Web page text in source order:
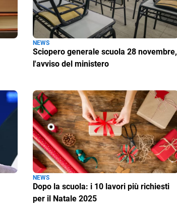
NEWS
Sciopero generale scuola 28 novembre,
l'avviso del ministero
NEWS
Dopo la scuola: i 10 lavori più richiesti
per il Natale 2025